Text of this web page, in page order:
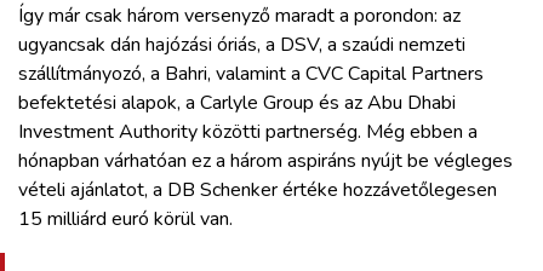
Így már csak három versenyző maradt a porondon: az
ugyancsak dán hajózási óriás, a DSV, a szaúdi nemzeti
szállítmányozó, a Bahri, valamint a CVC Capital Partners
befektetési alapok, a Carlyle Group és az Abu Dhabi
Investment Authority közötti partnerség. Még ebben a
hónapban várhatóan ez a három aspiráns nyújt be végleges
vételi ajánlatot, a DB Schenker értéke hozzávetőlegesen
15 milliárd euró körül van.